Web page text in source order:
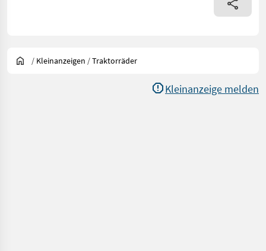
/ Kleinanzeigen /Traktorräder
Kleinanzeige melden